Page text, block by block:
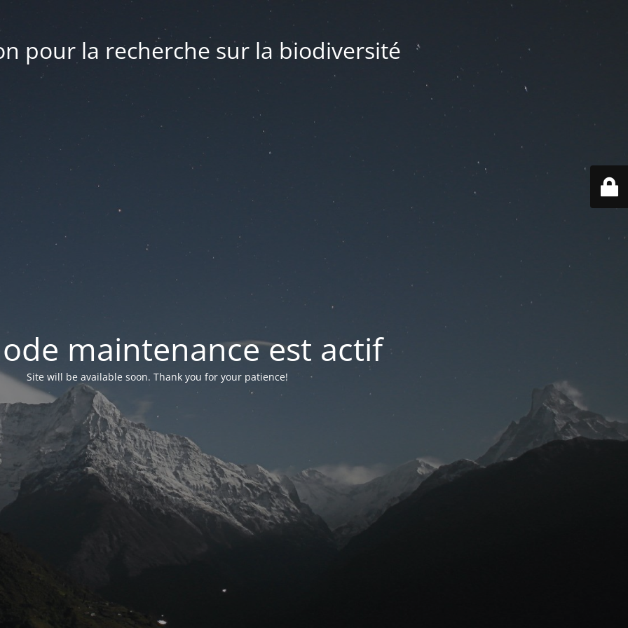
pour la recherche sur la biodiversité
maintenance est actif
Site will be available soon. Thank you for your patience!